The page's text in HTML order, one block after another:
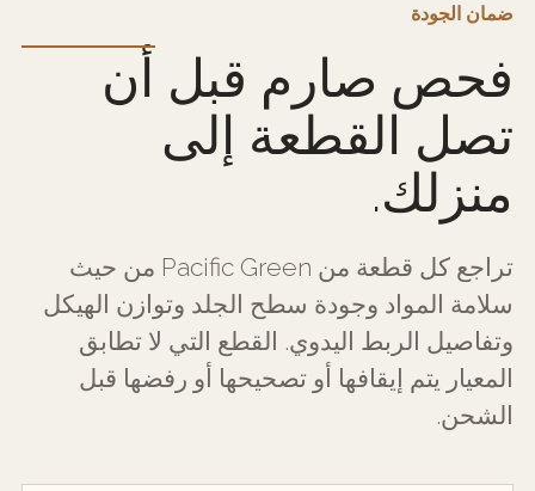
ضمان الجودة
فحص صارم قبل أن
تصل القطعة إلى
منزلك.
تراجع كل قطعة من Pacific Green من حيث
سلامة المواد وجودة سطح الجلد وتوازن الهيكل
وتفاصيل الربط اليدوي. القطع التي لا تطابق
المعيار يتم إيقافها أو تصحيحها أو رفضها قبل
الشحن.